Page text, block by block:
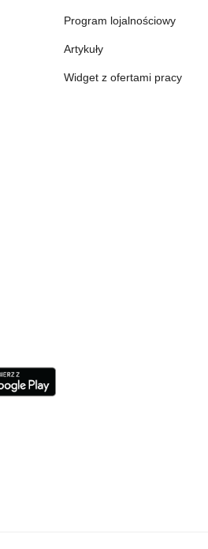
Program lojalnościowy
Artykuły
Widget z ofertami pracy